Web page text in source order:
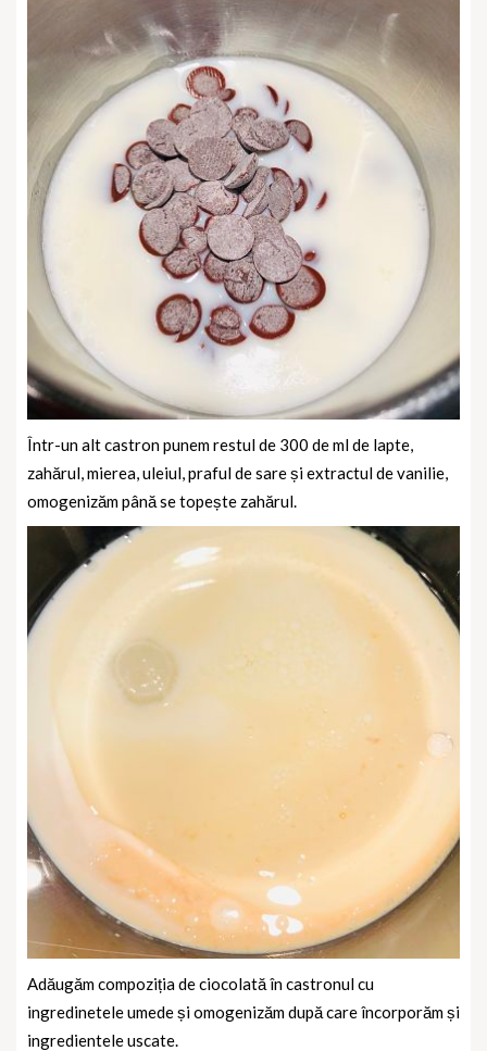
Într-un alt castron punem restul de 300 de ml de lapte,
zahărul, mierea, uleiul, praful de sare și extractul de vanilie,
omogenizăm până se topește zahărul.
Adăugăm compoziția de ciocolată în castronul cu
ingredinetele umede și omogenizăm după care încorporăm și
ingredientele uscate.